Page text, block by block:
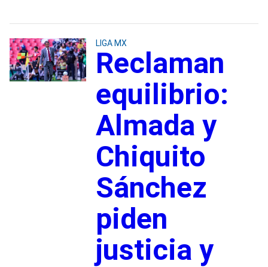
LIGA MX
Reclaman
equilibrio:
Almada y
Chiquito
Sánchez
piden
justicia y